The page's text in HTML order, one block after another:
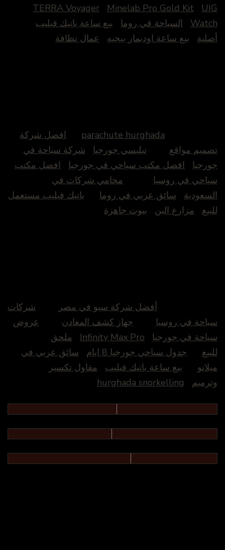
TERRA Voyager
Minelab Pro Gold Kit
UIG
Watch
السياحة في روما
بيع ساعة باتيك فيليب
أصلية
بيع ساعة اوديمار بيجيه عمال نظافة
parachute hurghada
افضل شركة
تصميم مواقع
تبليسي جورجيا
شركة سياحة في
جورجيا
افضل مكتب سياحي في جورجيا
افضل مكتب
سياحي في روسيا
محامي شركات في
السعودية
سائق عربي في روما
باتيك فيليب مستعمل
للبيع
مزارع البن بيوت جاهزة
أفضل شركة سيو في مصر
شركات
سياحة في روسيا
جهاز كشف المعادن
عروض
سياحة في جورجيا
Infinity Max Pro
ملحق
للبيع
جدول سياحي جورجيا 8 ايام
سائق عربي في
ميلانو
بيع ساعة باتيك فيليب
مقاول تكسير
وترميم
hurghada snorkelling